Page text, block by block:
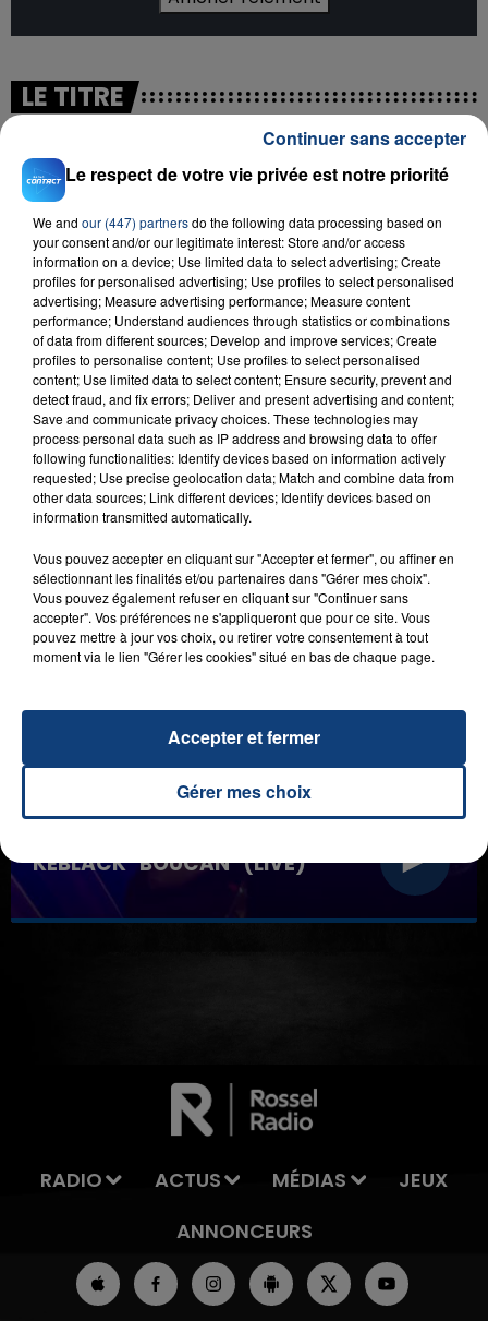
LE TITRE
Titre :Boucan
Artiste : Keblack
INFOS SUR LE LIVE
Date :Jeudi 10 octobre 2024
Lieu :Gayant Expo Concerts Douai (59)
Organisateurs :Radio Contact
Jauge :13 000 personnes
Artistes :Pierre Garnier - Gims - Soprano - Helena -
Joseph Kamel - Keblack - Théodort - Sound of
Legend - Matt Pokora
D'AUTRES LIVES
KEBLACK "BOUCAN" (LIVE)
RADIO ACTUS MÉDIAS
JEUX
ANNONCEURS
Le respect de votre vie privée est notre priorité
We and our (447) partnersdo the following data processing based on
your consent and/or our legitimate interest: Store and/or access
information on a device; Use limited data to select advertising; Create
profiles for personalised advertising; Use profiles to select personalised
advertising; Measure advertising performance; Measure content
performance; Understand audiences through statistics or combinations
of data from different sources; Develop and improve services; Create
profiles to personalise content; Use profiles to select personalised
content; Use limited data to select content; Ensure security, prevent and
detect fraud, and fix errors; Deliver and present advertising and content;
Save and communicate privacy choices. These technologies may
process personal data such as IP address and browsing data to offer
following functionalities: Identify devices based on information actively
requested; Use precise geolocation data; Match and combine data from
other data sources; Link different devices; Identify devices based on
information transmitted automatically.
Vous pouvez accepter en cliquant sur "Accepter et fermer", ou affiner en
sélectionnant les finalités et/ou partenaires dans "Gérer mes choix".
Vous pouvez également refuser en cliquant sur "Continuer sans
accepter". Vos préférences ne s'appliqueront que pour ce site. Vous
pouvez mettre à jour vos choix, ou retirer votre consentement à tout
moment via le lien "Gérer les cookies" situé en bas de chaque page.
Gérer mes choix
Accepter et fermer
Continuer sans accepter